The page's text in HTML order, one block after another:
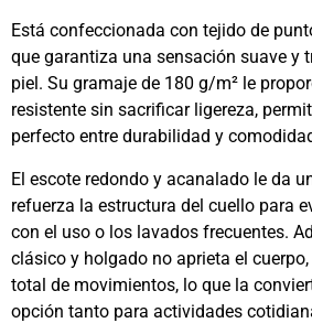
Está confeccionada con tejido de
que garantiza una sensación suave y
piel. Su gramaje de 180 g/m² le
resistente sin sacrificar ligereza,
perfecto entre durabilidad y
El escote redondo y acanalado le da
refuerza la estructura del cuello para
con el uso o los lavados frecuentes.
clásico y holgado no aprieta el
total de movimientos, lo que la
opción tanto para actividades